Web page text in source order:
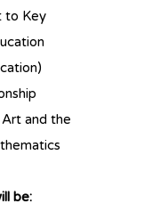
to Key
and the
be: